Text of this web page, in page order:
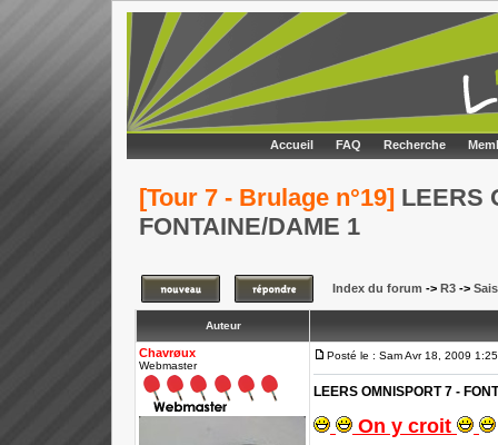
Accueil FAQ Recherche
[Tour 7 - Brulage n°19] LEERS
FONTAINE/DAME 1
Index du forum -> R3 ->
Auteur
Chavrøux
Webmaster
Posté le : Sam Avr 18, 2009
LEERS OMNISPORT 7 -
On y croit